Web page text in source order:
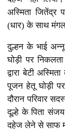
अस्मिता जितेंद्र
(धार) के साथ
दुल्हन के भाई अन्नू
घोड़ी पर
द्वारा बेटी
पूजन हेतू घोड़ी
दौरान परिवार
दूल्हे के पिता संजय
दहेज लेने से साफ